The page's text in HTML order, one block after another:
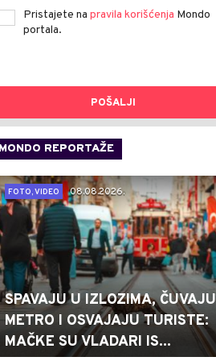
0
Pristajete na pravila korišćenja Mondo
portala.
POŠALJI
REPORTAŽE
FOTO, VIDEO
08.08.2026.
SPAVAJU U IZLOZIMA, ČUVAJU
METRO I OSVAJAJU TURISTE:
MAČKE SU VLADARI IS...